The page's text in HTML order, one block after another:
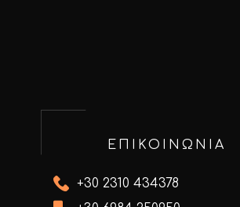
ΕΠΙΚΟΙΝΩΝΙΑ
+30 2310 434378